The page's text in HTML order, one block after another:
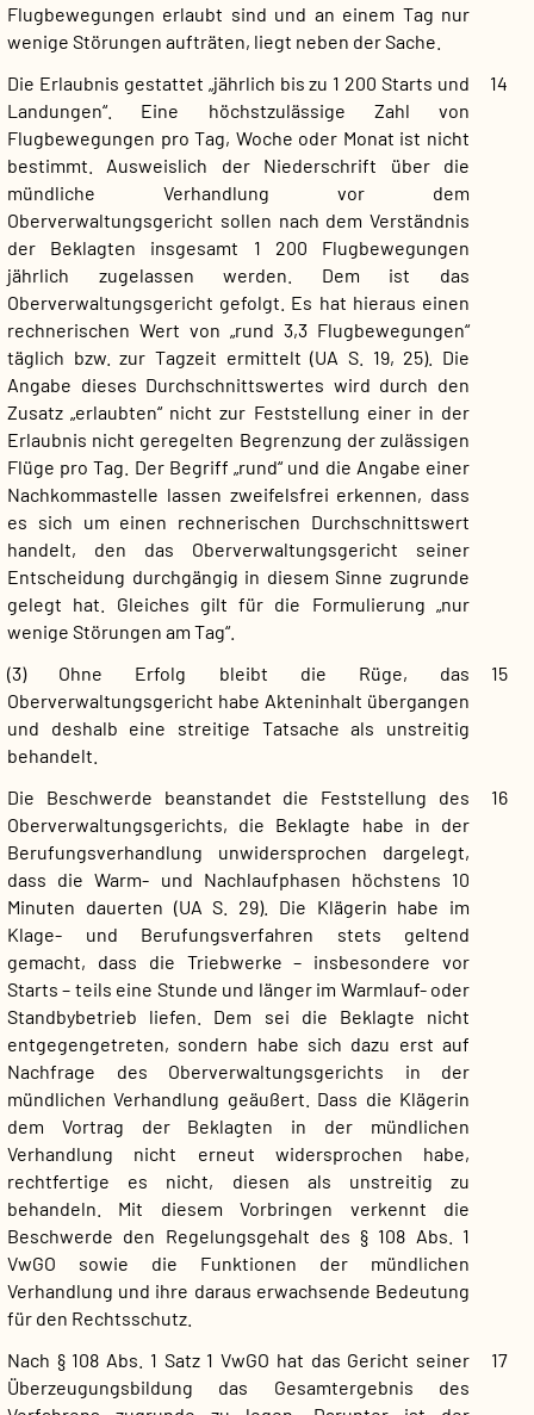
Flugbewegungen erlaubt sind und an einem Tag nur
wenige Störungen aufträten, liegt neben der Sache.
14
Die Erlaubnis gestattet „jährlich bis zu 1 200 Starts und
Landungen“. Eine höchstzulässige Zahl von
Flugbewegungen pro Tag, Woche oder Monat ist nicht
bestimmt. Ausweislich der Niederschrift über die
mündliche Verhandlung vor dem
Oberverwaltungsgericht sollen nach dem Verständnis
der Beklagten insgesamt 1 200 Flugbewegungen
jährlich zugelassen werden. Dem ist das
Oberverwaltungsgericht gefolgt. Es hat hieraus einen
rechnerischen Wert von „rund 3,3 Flugbewegungen“
täglich bzw. zur Tagzeit ermittelt (UA S. 19, 25). Die
Angabe dieses Durchschnittswertes wird durch den
Zusatz „erlaubten“ nicht zur Feststellung einer in der
Erlaubnis nicht geregelten Begrenzung der zulässigen
Flüge pro Tag. Der Begriff „rund“ und die Angabe einer
Nachkommastelle lassen zweifelsfrei erkennen, dass
es sich um einen rechnerischen Durchschnittswert
handelt, den das Oberverwaltungsgericht seiner
Entscheidung durchgängig in diesem Sinne zugrunde
gelegt hat. Gleiches gilt für die Formulierung „nur
wenige Störungen am Tag“.
15
(3) Ohne Erfolg bleibt die Rüge, das
Oberverwaltungsgericht habe Akteninhalt übergangen
und deshalb eine streitige Tatsache als unstreitig
behandelt.
16
Die Beschwerde beanstandet die Feststellung des
Oberverwaltungsgerichts, die Beklagte habe in der
Berufungsverhandlung unwidersprochen dargelegt,
dass die Warm- und Nachlaufphasen höchstens 10
Minuten dauerten (UA S. 29). Die Klägerin habe im
Klage- und Berufungsverfahren stets geltend
gemacht, dass die Triebwerke – insbesondere vor
Starts – teils eine Stunde und länger im Warmlauf- oder
Standbybetrieb liefen. Dem sei die Beklagte nicht
entgegengetreten, sondern habe sich dazu erst auf
Nachfrage des Oberverwaltungsgerichts in der
mündlichen Verhandlung geäußert. Dass die Klägerin
dem Vortrag der Beklagten in der mündlichen
Verhandlung nicht erneut widersprochen habe,
rechtfertige es nicht, diesen als unstreitig zu
behandeln. Mit diesem Vorbringen verkennt die
Beschwerde den Regelungsgehalt des § 108 Abs. 1
VwGO sowie die Funktionen der mündlichen
Verhandlung und ihre daraus erwachsende Bedeutung
für den Rechtsschutz.
17
Nach § 108 Abs. 1 Satz 1 VwGO hat das Gericht seiner
Überzeugungsbildung das Gesamtergebnis des